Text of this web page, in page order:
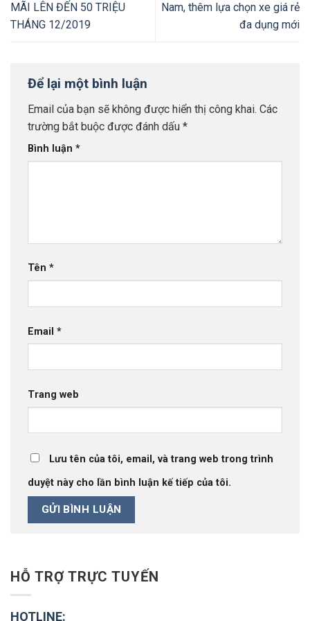
MÃI LÊN ĐẾN 50 TRIỆU
THÁNG 12/2019
Nam, thêm lựa chọn xe giá rẻ
đa dụng mới
Để lại một bình luận
Email của bạn sẽ không được hiển thị công khai. Các
trường bắt buộc được đánh dấu *
Bình luận *
Tên *
Email *
Trang web
Lưu tên của tôi, email, và trang web trong trình
duyệt này cho lần bình luận kế tiếp của tôi.
HỖ TRỢ TRỰC TUYẾN
HOTLINE: